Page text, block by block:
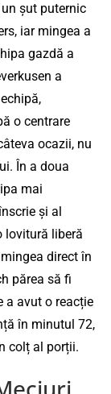
șut puternic
iar mingea a
gazdă a
a
o centrare
ocazii, nu
În a doua
mai
și al
lovitură liberă
direct în
părea să fi
a avut o reacție
în minutul 72,
colț al porții.